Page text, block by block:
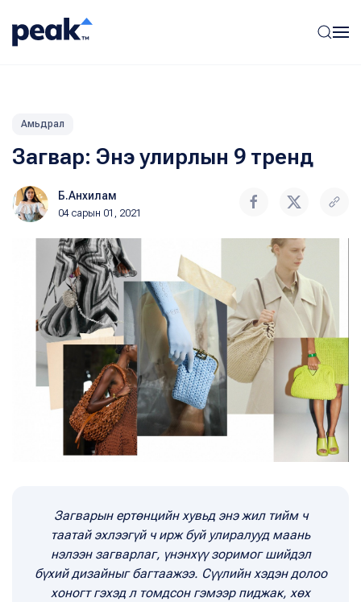
Амьдрал
Загвар: Энэ улирлын 9 тренд
Б.Анхилам
04 сарын 01, 2021
Загварын ертөнцийн хувьд энэ жил тийм ч
таатай эхлээгүй ч ирж буй улиралууд маань
нэлээн загварлаг, үнэнхүү зоримог шийдэл
бүхий дизайныг багтаажээ. Сүүлийн хэдэн долоо
хоногт гэхэд л томдсон гэмээр пиджак, хөх